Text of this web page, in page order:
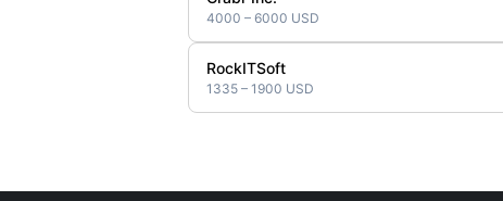
4000 – 6000 USD
RockITSoft
1335 – 1900 USD